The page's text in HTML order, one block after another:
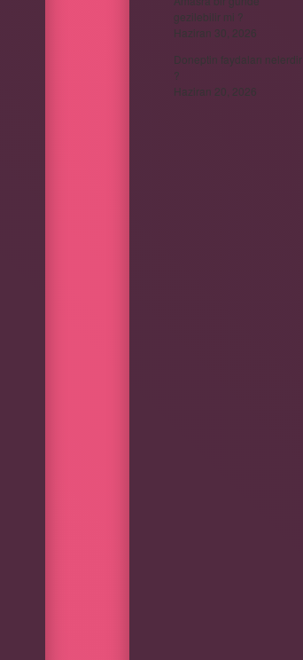
gezilebilir mi ?
Haziran 30, 2026
Doneptin faydaları nelerdir
?
Haziran 20, 2026